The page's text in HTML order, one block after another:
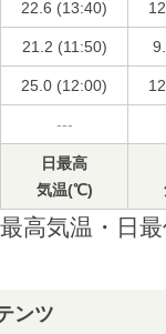
22.6 (13:40)
21.2 (11:50)
25.0 (12:00)
---
日最高
気温(℃)
高気温・日
ンツ